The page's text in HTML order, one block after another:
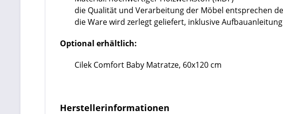
die Qualität und Verarbeitung der Möbel entsprechen
die Ware wird zerlegt geliefert, inklusive
Optional erhältlich:
Cilek Comfort Baby Matratze, 60x120 cm
Herstellerinformationen